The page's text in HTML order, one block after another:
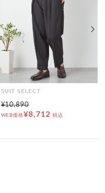
SUIT SELECT
¥10,890
WEB価格¥8,712 税込